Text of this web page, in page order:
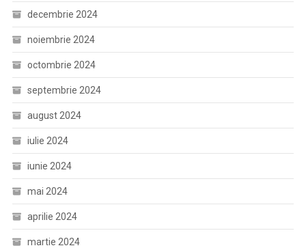
decembrie 2024
noiembrie 2024
octombrie 2024
septembrie 2024
august 2024
iulie 2024
iunie 2024
mai 2024
aprilie 2024
martie 2024